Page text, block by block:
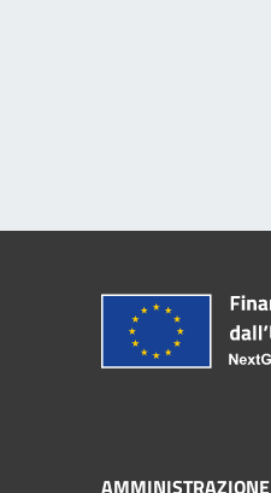
AMMINISTRAZIONE